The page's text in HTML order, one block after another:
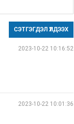
СЭТГЭГДЭЛ ҮЛДЭЭХ
2023-10-22 10:16:52
2023-10-22 10:01:36